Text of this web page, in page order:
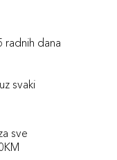
radnih dana
svaki
sve